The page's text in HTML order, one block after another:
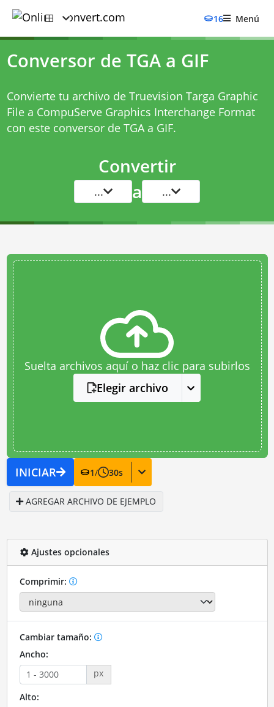
16 Menú
Conversor de TGA a GIF
Convierte tu archivo de Truevision Targa Graphic
File a CompuServe Graphics Interchange Format
con este conversor de TGA a GIF.
Convertir
... a ...
Suelta archivos aquí o haz clic para subirlos
Elegir archivo
INICIAR 1/ 30s
AGREGAR ARCHIVO DE EJEMPLO
Ajustes opcionales
Comprimir:
Cambiar tamaño:
Ancho:
px
Alto: